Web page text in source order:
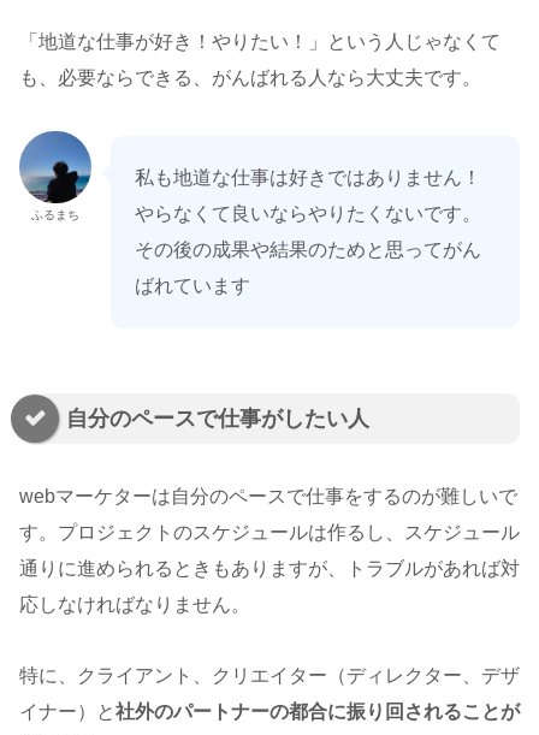
「地道な仕事が好き！やりたい！」という人じゃなくて
も、必要ならできる、がんばれる人なら大丈夫です。
ふるまち
私も地道な仕事は好きではありません！
やらなくて良いならやりたくないです。
その後の成果や結果のためと思ってがん
ばれています
自分のペースで仕事がしたい人
webマーケターは自分のペースで仕事をするのが難しいで
す。プロジェクトのスケジュールは作るし、スケジュール
通りに進められるときもありますが、トラブルがあれば対
応しなければなりません。
特に、クライアント、クリエイター（ディレクター、デザ
イナー）と社外のパートナーの都合に振り回されることが